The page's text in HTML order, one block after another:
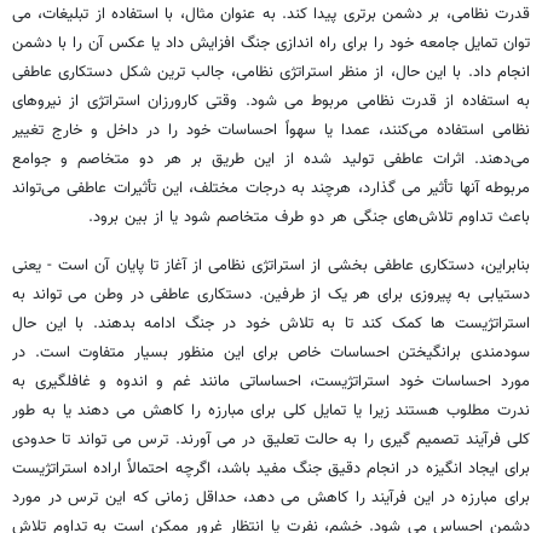
قدرت نظامی، بر دشمن برتری پیدا کند. به عنوان مثال، با استفاده از تبلیغات، می
توان تمایل جامعه خود را برای راه اندازی جنگ افزایش داد یا عکس آن را با دشمن
انجام داد. با این حال، از منظر استراتژی نظامی، جالب ترین شکل دستکاری عاطفی
به استفاده از قدرت نظامی مربوط می شود. وقتی کارورزان استراتژی از نیروهای
نظامی استفاده می‌کنند، عمدا یا سهواً احساسات خود را در داخل و خارج تغییر
می‌دهند. اثرات عاطفی تولید شده از این طریق بر هر دو متخاصم و جوامع
مربوطه آنها تأثیر می گذارد، هرچند به درجات مختلف، این تأثیرات عاطفی می‌تواند
باعث تداوم تلاش‌های جنگی هر دو طرف متخاصم شود یا از بین برود.
بنابراین، دستکاری عاطفی بخشی از استراتژی نظامی از آغاز تا پایان آن است - یعنی
دستیابی به پیروزی برای هر یک از طرفین. دستکاری عاطفی در وطن می تواند به
استراتژیست ها کمک کند تا به تلاش خود در جنگ ادامه بدهند. با این حال
سودمندی برانگیختن احساسات خاص برای این منظور بسیار متفاوت است. در
مورد احساسات خود استراتژیست، احساساتی مانند غم و اندوه و غافلگیری به
ندرت مطلوب هستند زیرا یا تمایل کلی برای مبارزه را کاهش می دهند یا به طور
کلی فرآیند تصمیم گیری را به حالت تعلیق در می آورند. ترس می تواند تا حدودی
برای ایجاد انگیزه در انجام دقیق جنگ مفید باشد، اگرچه احتمالاً اراده استراتژیست
برای مبارزه در این فرآیند را کاهش می دهد، حداقل زمانی که این ترس در مورد
دشمن احساس می شود. خشم، نفرت یا انتظار غرور ممکن است به تداوم تلاش